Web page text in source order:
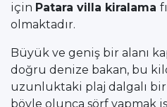
için Patara villa kiralama
olmaktadır.
Büyük ve geniş bir alanı
doğru denize bakan, bu
uzunluktaki plaj dalgalı
böyle olunca sörf yapmak